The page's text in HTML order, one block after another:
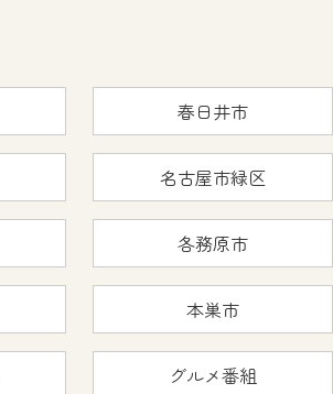
春日井市
名古屋市緑区
各務原市
本巣市
グルメ番組